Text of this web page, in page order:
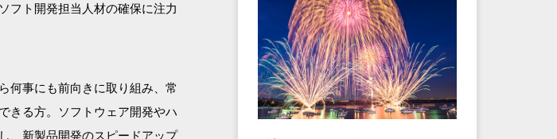
フト開発担当人材の確保に注力
何事にも前向きに取り組み、常
きる方。ソフトウェア開発やハ
、新製品開発のスピードアップ